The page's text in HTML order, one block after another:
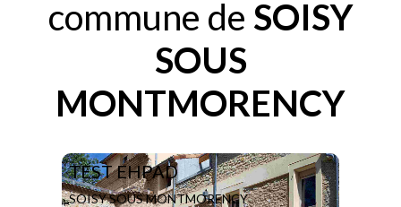
commune de SOISY
SOUS
MONTMORENCY
TEST EHPAD
SOISY SOUS MONTMORENCY